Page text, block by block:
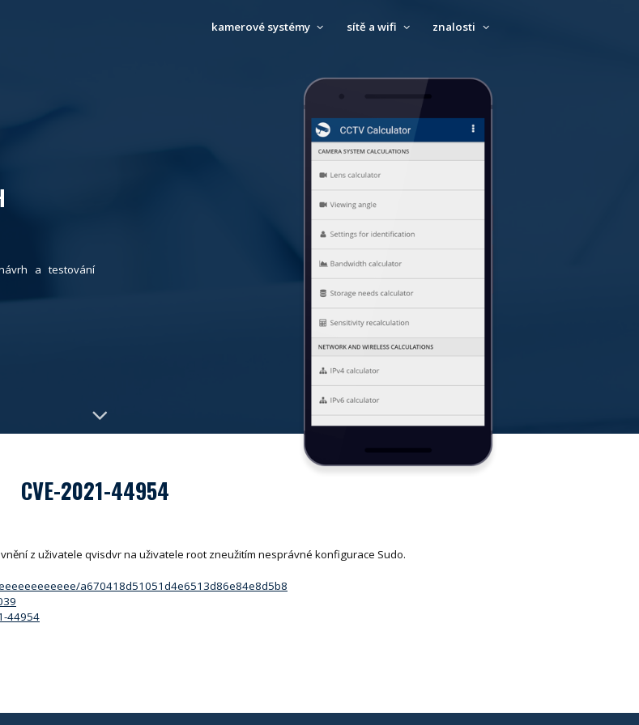
kamerové systémy sítě a wifi znalosti
a testování
CVE-2021-44954
z uživatele qvisdvr na uživatele root zneužitím nesprávné konfigurace Sudo.
a670418d51051d4e6513d86e84e8d5b8
44954